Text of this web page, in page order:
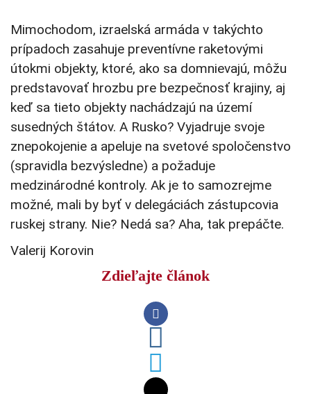
Mimochodom, izraelská armáda v takýchto
prípadoch zasahuje preventívne raketovými
útokmi objekty, ktoré, ako sa domnievajú, môžu
predstavovať hrozbu pre bezpečnosť krajiny, aj
keď sa tieto objekty nachádzajú na území
susedných štátov. A Rusko? Vyjadruje svoje
znepokojenie a apeluje na svetové spoločenstvo
(spravidla bezvýsledne) a požaduje
medzinárodné kontroly. Ak je to samozrejme
možné, mali by byť v delegáciách zástupcovia
ruskej strany. Nie? Nedá sa? Aha, tak prepáčte.
Valerij Korovin
Zdieľajte článok